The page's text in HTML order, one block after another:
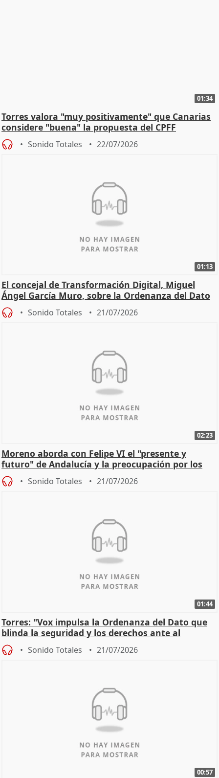
01:34
Torres valora "muy positivamente" que Canarias
considere "buena" la propuesta del CPFF
Sonido Totales 22/07/2026
01:13
El concejal de Transformación Digital, Miguel
Ángel García Muro, sobre la Ordenanza del Dato
Sonido Totales 21/07/2026
02:23
Moreno aborda con Felipe VI el "presente y
futuro" de Andalucía y la preocupación por los
incendios
Sonido Totales 21/07/2026
01:44
Torres: "Vox impulsa la Ordenanza del Dato que
blinda la seguridad y los derechos ante al
control"
Sonido Totales 21/07/2026
00:57